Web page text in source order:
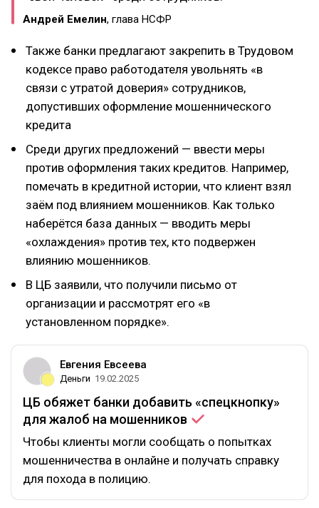
Андрей Емелин, глава НСФР
Также банки предлагают закрепить в Трудовом
кодексе право работодателя увольнять «в
связи с утратой доверия» сотрудников,
допустивших оформление мошеннического
кредита
Среди других предложений — ввести меры
против оформления таких кредитов. Например,
помечать в кредитной истории, что клиент взял
заём под влиянием мошенников. Как только
наберётся база данных — вводить меры
«охлаждения» против тех, кто подвержен
влиянию мошенников.
В ЦБ заявили, что получили письмо от
организации и рассмотрят его «в
установленном порядке».
Евгения Евсеева
Деньги 19.02.2025
ЦБ обяжет банки добавить «спецкнопку»
для жалоб на мошенников
Чтобы клиенты могли сообщать о попытках
мошенничества в онлайне и получать справку
для похода в полицию.